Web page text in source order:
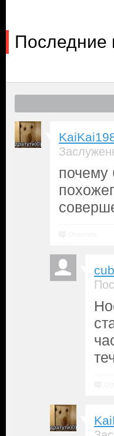
Последние
почему